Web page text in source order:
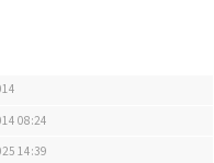
08:24
14:39